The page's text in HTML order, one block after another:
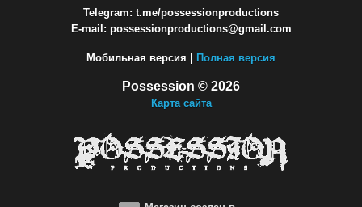
Telegram: t.me/possessionproductions
E-mail: possessionproductions@gmail.com
Мобильная версия | Полная версия
Possession © 2026
Карта сайта